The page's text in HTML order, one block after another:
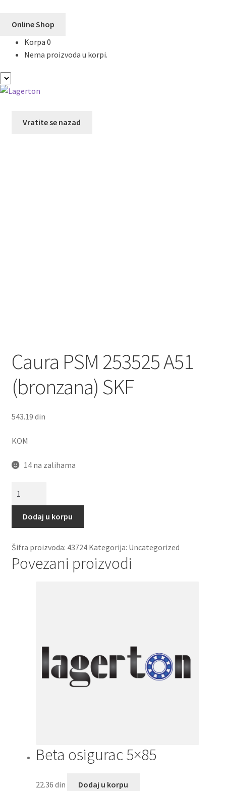
Online Shop
Korpa 0
Nema proizvoda u korpi.
Vratite se nazad
Caura PSM 253525 A51
(bronzana) SKF
543.19 din
KOM
14 na zalihama
253525
A51
SKF
količina
Dodaj u korpu
Šifra proizvoda: 43724 Kategorija: Uncategorized
Povezani proizvodi
Beta osigurac 5×85
22.36 din Dodaj u korpu